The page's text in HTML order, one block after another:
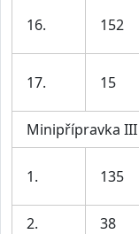
16. 152
17. 15
Minipřípravka III
1. 135
2. 38